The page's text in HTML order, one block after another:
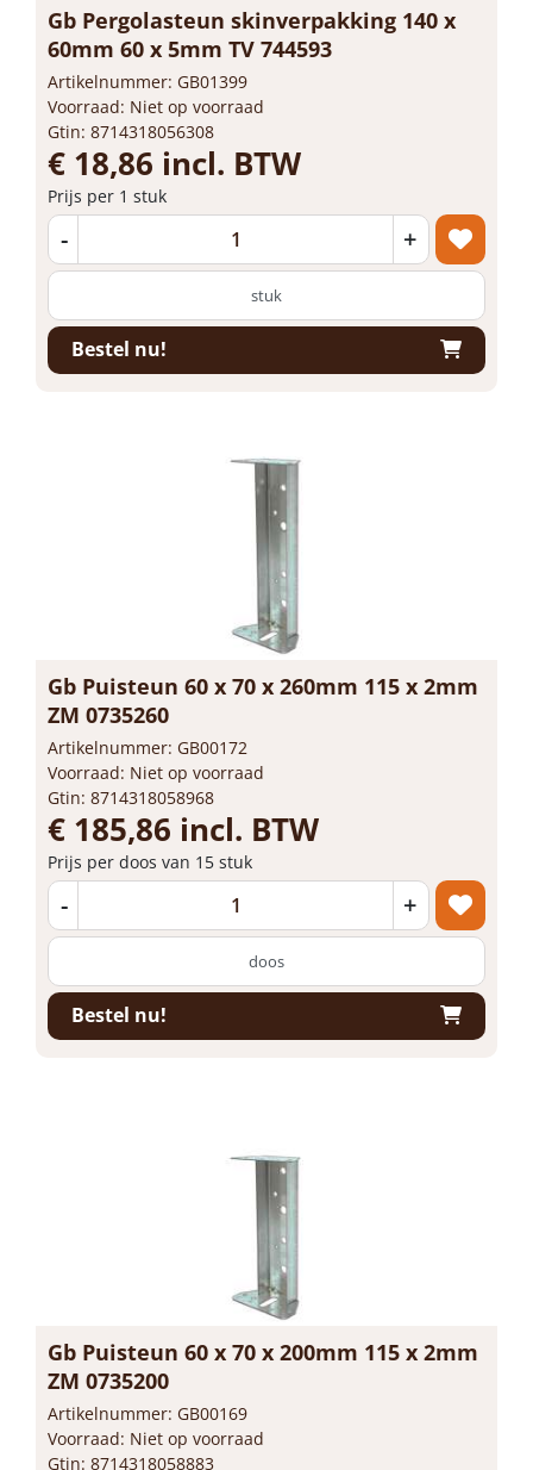
Gb Pergolasteun skinverpakking 140 x
60mm 60 x 5mm TV 744593
Artikelnummer: GB01399
Voorraad: Niet op voorraad
Gtin: 8714318056308
€ 18,86 incl. BTW
Prijs per 1 stuk
- +
stuk
Bestel nu!
Gb Puisteun 60 x 70 x 260mm 115 x 2mm
ZM 0735260
Artikelnummer: GB00172
Voorraad: Niet op voorraad
Gtin: 8714318058968
€ 185,86 incl. BTW
Prijs per doos van 15 stuk
- +
doos
Bestel nu!
Gb Puisteun 60 x 70 x 200mm 115 x 2mm
ZM 0735200
Artikelnummer: GB00169
Voorraad: Niet op voorraad
Gtin: 8714318058883